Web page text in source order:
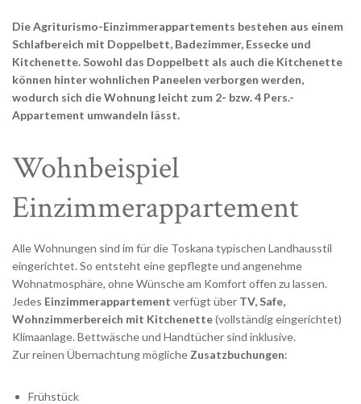
Die Agriturismo-Einzimmerappartements bestehen aus einem
Schlafbereich mit Doppelbett, Badezimmer, Essecke und
Kitchenette. Sowohl das Doppelbett als auch die Kitchenette
können hinter wohnlichen Paneelen verborgen werden,
wodurch sich die Wohnung leicht zum 2- bzw. 4 Pers.-
Appartement umwandeln lässt.
Wohnbeispiel
Einzimmerappartement
Alle Wohnungen sind im für die Toskana typischen Landhausstil
eingerichtet. So entsteht eine gepflegte und angenehme
Wohnatmosphäre, ohne Wünsche am Komfort offen zu lassen.
Jedes Einzimmerappartement verfügt über TV, Safe,
Wohnzimmerbereich mit Kitchenette(vollständig eingerichtet)
Klimaanlage. Bettwäsche und Handtücher sind inklusive.
Zur reinen Übernachtung mögliche Zusatzbuchungen:
Frühstück